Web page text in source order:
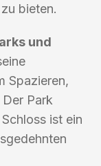
bieten.
und
Spazieren,
Park
ist ein